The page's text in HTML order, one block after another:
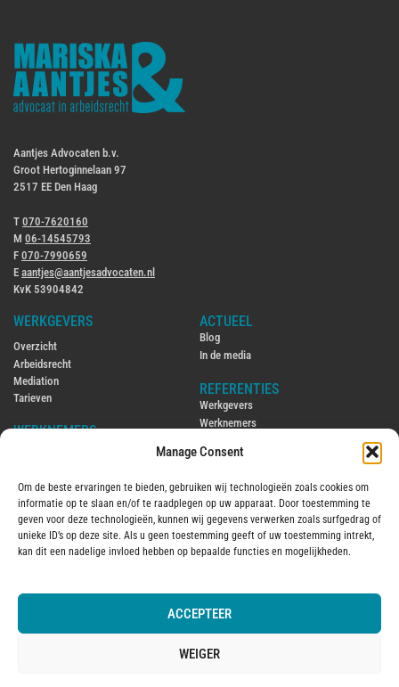
Manage Consent
Om de beste ervaringen te bieden, gebruiken wij technologieën zoals cookies om
informatie op te slaan en/of te raadplegen op uw apparaat. Door toestemming te
geven voor deze technologieën, kunnen wij gegevens verwerken zoals surfgedrag of
unieke ID’s op deze site. Als u geen toestemming geeft of uw toestemming intrekt,
kan dit een nadelige invloed hebben op bepaalde functies en mogelijkheden.
ACCEPTEER
WEIGER
Aantjes Advocaten b.v.
Groot Hertoginnelaan 97
2517 EE Den Haag
T 070-7620160
M 06-14545793
F 070-7990659
E aantjes@aantjesadvocaten.nl
KvK 53904842
WERKGEVERS
Overzicht
Arbeidsrecht
Mediation
Tarieven
WERKNEMERS
Ambtenarenrecht
Mediation
Tarieven
OVER MIJ
ACTUEEL
Blog
In de media
REFERENTIES
Werkgevers
Werknemers
CONTACT
ENGLISH
Hiring and firing employees in the
Netherlands
Employment law in the Netherlands
Vervanging Kantoorklachtenregeling